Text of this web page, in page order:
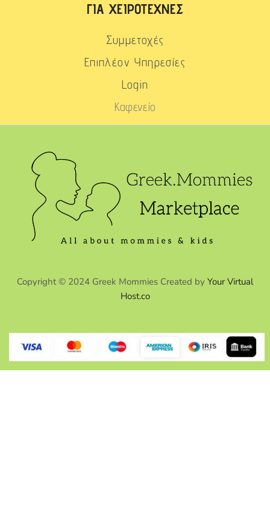
ΓΙΑ ΧΕΙΡΟΤΈΧΝΕΣ
Συμμετοχές
Επιπλέον Υπηρεσίες
Login
Καφενείο
Copyright © 2024 Greek Mommies Created by Your Virtual
Host.co